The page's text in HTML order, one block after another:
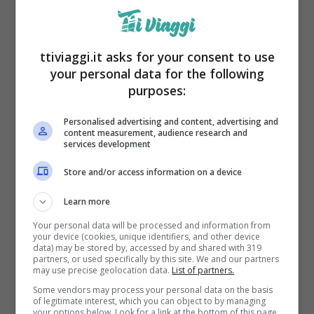
offre un mix perfetto tra avventura e relax. I
accessibili, ma anche ben integrati con il
paesaggio naturale, offrendo una
combinazione unica di comfort e immersione
nella natura.
Lusso alla portata di tutti
Cosa rende questi campeggi così
speciali?Innanzitutto, l’attenzione al
dettaglio. Anche se stiamo parlando di
campeggi, qui non mancano i letti comodi, le
ttiviaggi.it asks for your consent to use
your personal data for the following
purposes:
Personalised advertising and content, advertising and
content measurement, audience research and
services development
Store and/or access information on a device
Learn more
Your personal data will be processed and information from
your device (cookies, unique identifiers, and other device
data) may be stored by, accessed by and shared with 319
partners, or used specifically by this site. We and our partners
may use precise geolocation data. List of partners.
Some vendors may process your personal data on the basis
of legitimate interest, which you can object to by managing